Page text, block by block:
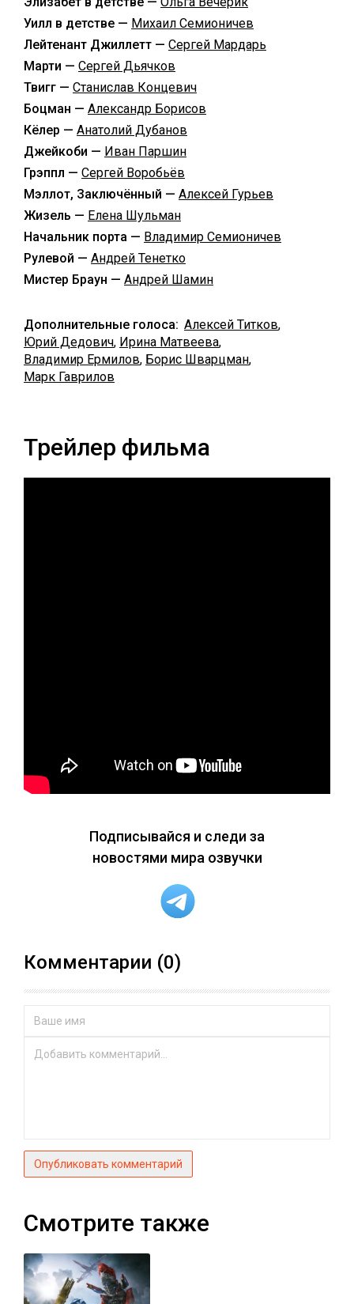
Уилл в детстве — Михаил Семионичев
Лейтенант Джиллетт — Сергей Мардарь
Марти — Сергей Дьячков
Твигг — Станислав Концевич
Боцман — Александр Борисов
Кёлер — Анатолий Дубанов
Джейкоби — Иван Паршин
Грэппл — Сергей Воробьёв
Мэллот, Заключённый — Алексей Гурьев
Жизель — Елена Шульман
Начальник порта — Владимир Семионичев
Рулевой — Андрей Тенетко
Мистер Браун — Андрей Шамин
Дополнительные голоса: Алексей Титков,
Юрий Дедович, Ирина Матвеева,
Владимир Ермилов, Борис Шварцман,
Марк Гаврилов
Трейлер фильма
Подписывайся и следи за
новостями мира озвучки
Комментарии (0)
Опубликовать комментарий
Смотрите также